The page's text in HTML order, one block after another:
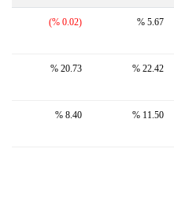
5.67 %
(0.02 %)
22.42 %
20.73 %
11.50 %
8.40 %